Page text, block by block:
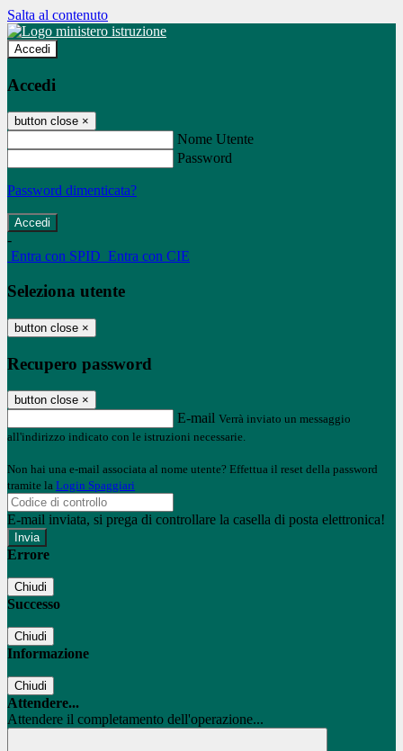
Salta al contenuto
Accedi
Accedi
button close ×
Nome Utente
Password
Password dimenticata?
-
Entra con SPID Entra con CIE
Seleziona utente
button close ×
Recupero password
button close ×
E-mail Verrà inviato un messaggio
all'indirizzo indicato con le istruzioni necessarie.
Non hai una e-mail associata al nome utente? Effettua il reset della password
tramite la Login Spaggiari
E-mail inviata, si prega di controllare la casella di posta elettronica!
Errore
Chiudi
Successo
Chiudi
Informazione
Chiudi
Attendere...
Attendere il completamento dell'operazione...